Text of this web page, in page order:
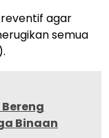
agar
semua
Binaan